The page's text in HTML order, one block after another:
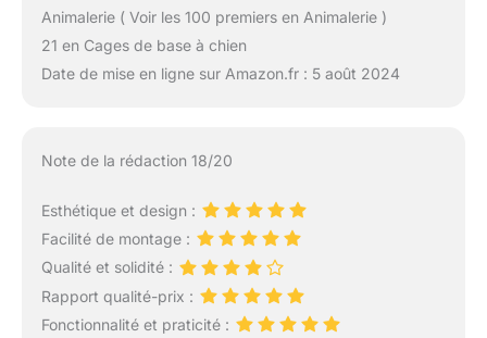
Animalerie ( Voir les 100 premiers en Animalerie )
21 en Cages de base à chien
Date de mise en ligne sur Amazon.fr : 5 août 2024
Note de la rédaction 18/20
Esthétique et design :
Facilité de montage :
Qualité et solidité :
Rapport qualité-prix :
Fonctionnalité et praticité :